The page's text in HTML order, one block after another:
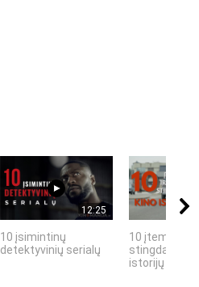
12:25
10 įsimintinų
detektyvinių serialų
10 įtemptų,
stingdančių
istorijų